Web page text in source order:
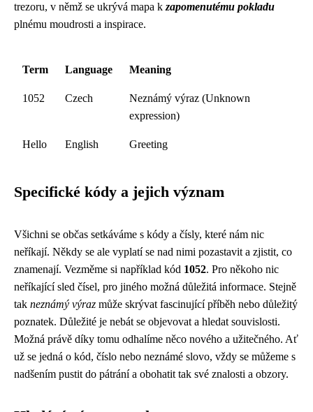
trezoru, v němž se ukrývá mapa k zapomenutému pokladu
plnému moudrosti a inspirace.
Term Language Meaning
1052 Czech
Neznámý výraz (Unknown
expression)
Hello English Greeting
Specifické kódy a jejich význam
Všichni se občas setkáváme s kódy a čísly, které nám nic
neříkají. Někdy se ale vyplatí se nad nimi pozastavit a zjistit, co
znamenají. Vezměme si například kód 1052. Pro někoho nic
neříkající sled čísel, pro jiného možná důležitá informace. Stejně
tak neznámý výraz může skrývat fascinující příběh nebo důležitý
poznatek. Důležité je nebát se objevovat a hledat souvislosti.
Možná právě díky tomu odhalíme něco nového a užitečného. Ať
už se jedná o kód, číslo nebo neznámé slovo, vždy se můžeme s
nadšením pustit do pátrání a obohatit tak své znalosti a obzory.